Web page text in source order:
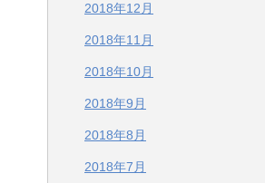
2018年12月
2018年11月
2018年10月
2018年9月
2018年8月
2018年7月